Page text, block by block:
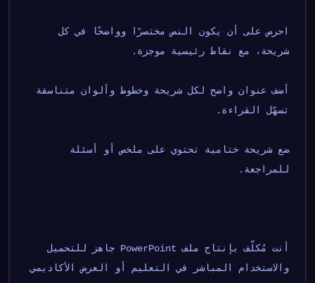
شريحة، مع نقاط رئيسية موجزة.
تسهّل القراءة.
للمراجعة.
والاستخدام المباشر في التعليم أو العرض الأكاديمي